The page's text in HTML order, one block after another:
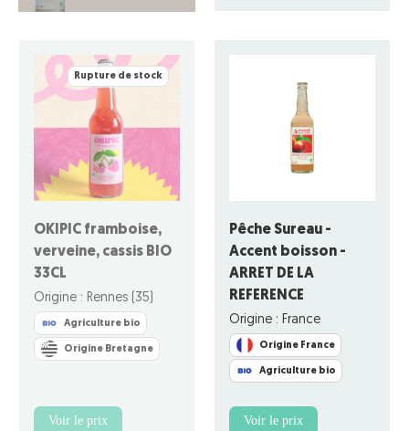
Rupture de stock
OKIPIC framboise,
verveine, cassis BIO
33CL
Origine : Rennes (35)
Agriculture bio
Origine Bretagne
Voir le prix
Pêche Sureau -
Accent boisson -
ARRET DE LA
REFERENCE
Origine : France
Origine France
Agriculture bio
Voir le prix